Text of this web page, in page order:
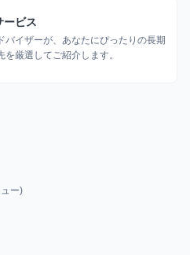
ービス
バイザーが、あなたにぴったりの長期
を厳選してご紹介します。
ー)